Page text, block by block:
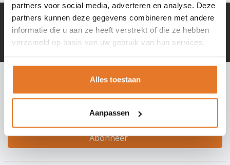
partners voor social media, adverteren en analyse. Deze
partners kunnen deze gegevens combineren met andere
informatie die u aan ze heeft verstrekt of die ze hebben
verzameld op basis van uw gebruik van hun services.
Alles toestaan
Aanpassen
+ 100.000 tevreden klanten in NL & BE
Mail naarinfo@hangslotje.nl
of bel0488 - 745447
INSCHRIJVEN NIEUWSBRIEF
Meld je nu aan voor extra informatie of nieuwe producten
Abonneer